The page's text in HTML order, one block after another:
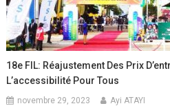
18e FIL: Réajustement Des Prix
L’accessibilité Pour Tous
novembre 29, 2023 Ayi ATAYI